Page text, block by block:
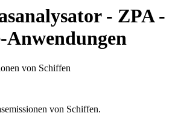
- ZPA -
von Schiffen
von Schiffen.